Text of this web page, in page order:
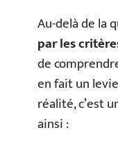
Au-delà de la
par les
de
en fait un
réalité, c’est
ainsi :